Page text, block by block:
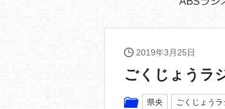
2019年3月25日
ごくじょうラ
県央 ごくじょうラ